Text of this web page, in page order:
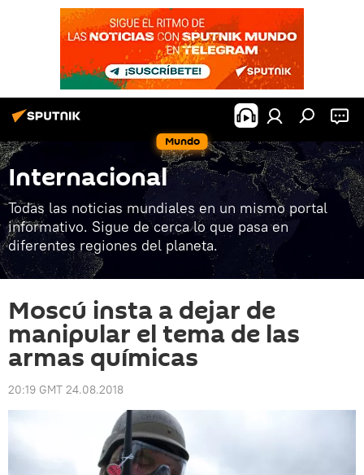
Mundo
Internacional
Todas las noticias mundiales en un mismo portal
informativo. Sigue de cerca lo que pasa en
diferentes regiones del planeta.
Moscú insta a dejar de
manipular el tema de las
armas químicas
20:19 GMT 24.08.2018